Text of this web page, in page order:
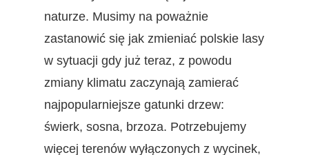
naturze. Musimy na poważnie
zastanowić się jak zmieniać polskie lasy
w sytuacji gdy już teraz, z powodu
zmiany klimatu zaczynają zamierać
najpopularniejsze gatunki drzew:
świerk, sosna, brzoza. Potrzebujemy
więcej terenów wyłączonych z wycinek,